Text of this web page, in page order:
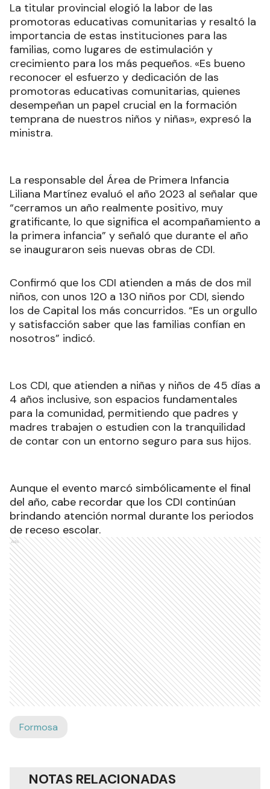
La titular provincial elogió la labor de las
promotoras educativas comunitarias y resaltó la
importancia de estas instituciones para las
familias, como lugares de estimulación y
crecimiento para los más pequeños. «Es bueno
reconocer el esfuerzo y dedicación de las
promotoras educativas comunitarias, quienes
desempeñan un papel crucial en la formación
temprana de nuestros niños y niñas», expresó la
ministra.
La responsable del Área de Primera Infancia
Liliana Martínez evaluó el año 2023 al señalar que
“cerramos un año realmente positivo, muy
gratificante, lo que significa el acompañamiento a
la primera infancia” y señaló que durante el año
se inauguraron seis nuevas obras de CDI.
Confirmó que los CDI atienden a más de dos mil
niños, con unos 120 a 130 niños por CDI, siendo
los de Capital los más concurridos. “Es un orgullo
y satisfacción saber que las familias confían en
nosotros” indicó.
Los CDI, que atienden a niñas y niños de 45 días a
4 años inclusive, son espacios fundamentales
para la comunidad, permitiendo que padres y
madres trabajen o estudien con la tranquilidad
de contar con un entorno seguro para sus hijos.
Aunque el evento marcó simbólicamente el final
del año, cabe recordar que los CDI continúan
brindando atención normal durante los periodos
de receso escolar.
Ads
Formosa
NOTAS RELACIONADAS